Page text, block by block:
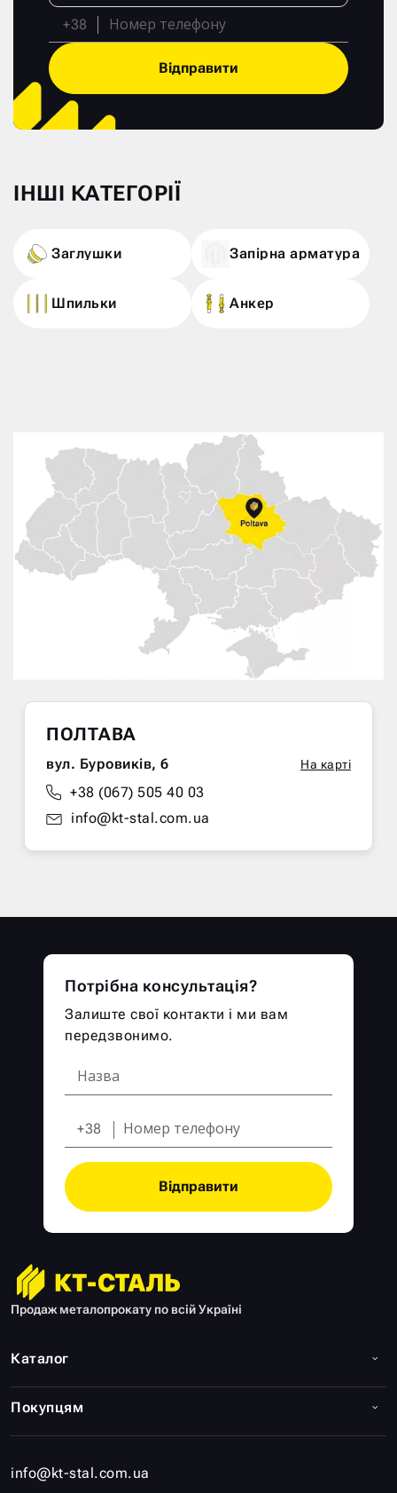
+38
Відправити
ІНШІ КАТЕГОРІЇ
Заглушки Запірна арматура
Шпильки Анкер
ПОЛТАВА
вул. Буровиків, 6 На карті
+38 (067) 505 40 03
info@kt-stal.com.ua
Продаж металопрокату по всій Україні
info@kt-stal.com.ua
Каталог
Покупцям
Потрібна консультація?
Залиште свої контакти і ми вам
передзвонимо.
+38
Відправити